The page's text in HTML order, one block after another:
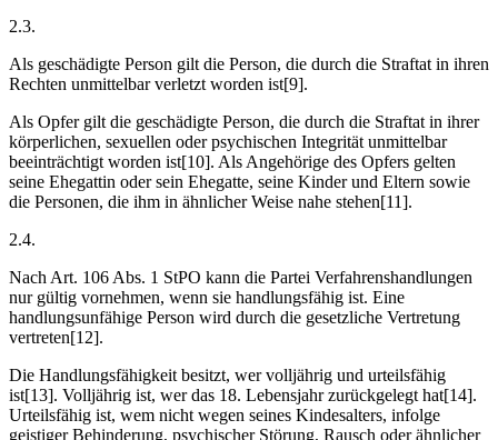
2.3.
Als geschädigte Person gilt die Person, die durch die Straftat in ihren
Rechten unmittelbar verletzt worden ist[9].
Als Opfer gilt die geschädigte Person, die durch die Straftat in ihrer
körperlichen, sexuellen oder psychischen Integrität unmittelbar
beeinträchtigt worden ist[10]. Als Angehörige des Opfers gelten
seine Ehegattin oder sein Ehegatte, seine Kinder und Eltern sowie
die Personen, die ihm in ähnlicher Weise nahe stehen[11].
2.4.
Nach Art. 106 Abs. 1 StPO kann die Partei Verfahrenshandlungen
nur gültig vornehmen, wenn sie handlungsfähig ist. Eine
handlungsunfähige Person wird durch die gesetzliche Vertretung
vertreten[12].
Die Handlungsfähigkeit besitzt, wer volljährig und urteilsfähig
ist[13]. Volljährig ist, wer das 18. Lebensjahr zurückgelegt hat[14].
Urteilsfähig ist, wem nicht wegen seines Kindesalters, infolge
geistiger Behinderung, psychischer Störung, Rausch oder ähnlicher